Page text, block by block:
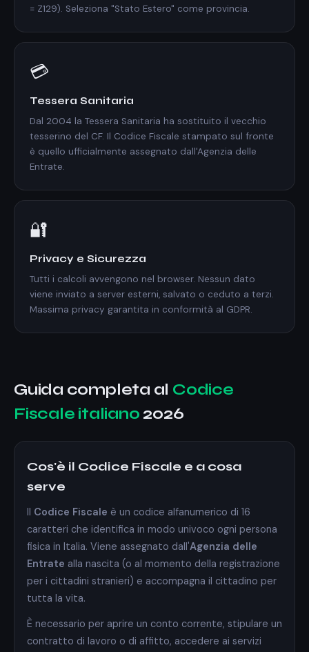
= Z129). Seleziona "Stato Estero" come provincia.
💳
Tessera Sanitaria
Dal 2004 la Tessera Sanitaria ha sostituito il vecchio
tesserino del CF. Il Codice Fiscale stampato sul fronte
è quello ufficialmente assegnato dall'Agenzia delle
Entrate.
🔐
Privacy e Sicurezza
Tutti i calcoli avvengono nel browser. Nessun dato
viene inviato a server esterni, salvato o ceduto a terzi.
Massima privacy garantita in conformità al GDPR.
Guida completa al Codice
Fiscale italiano 2026
Cos'è il Codice Fiscale e a cosa
serve
Il Codice Fiscale è un codice alfanumerico di 16
caratteri che identifica in modo univoco ogni persona
fisica in Italia. Viene assegnato dall'Agenzia delle
Entrate alla nascita (o al momento della registrazione
per i cittadini stranieri) e accompagna il cittadino per
tutta la vita.
È necessario per aprire un conto corrente, stipulare un
contratto di lavoro o di affitto, accedere ai servizi